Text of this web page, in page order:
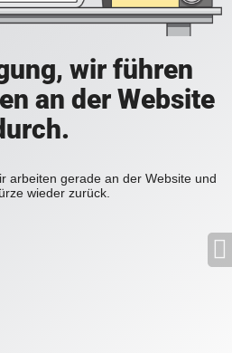
wir führen
an der Website
arbeiten gerade an der Website und
wieder zurück.